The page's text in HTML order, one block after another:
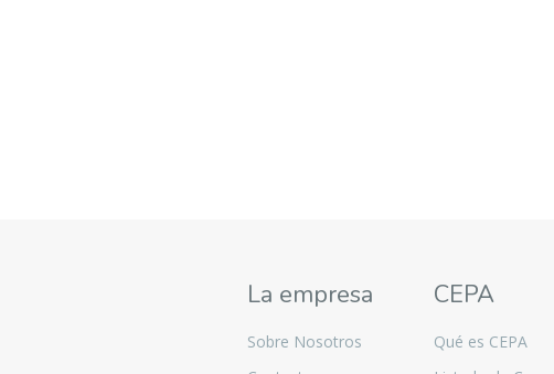
La empresa
Sobre Nosotros
CEPA
Qué es CEPA